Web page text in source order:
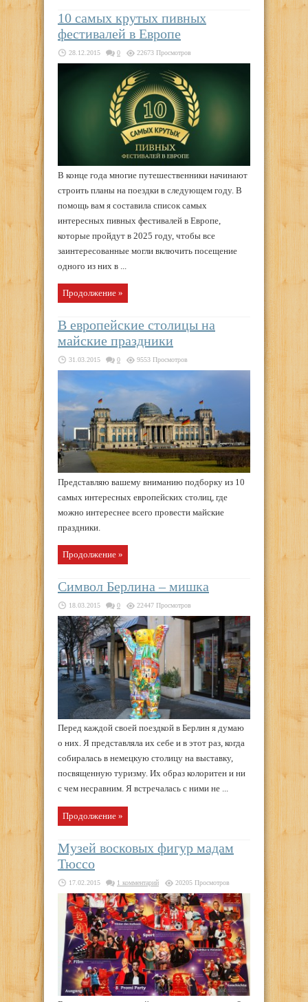
10 самых крутых пивных
фестивалей в Европе
28.12.2015 0 22673 Просмотров
В конце года многие путешественники начинают
строить планы на поездки в следующем году. В
помощь вам я составила список самых
интересных пивных фестивалей в Европе,
которые пройдут в 2025 году, чтобы все
заинтересованные могли включить посещение
одного из них в ...
Продолжение »
В европейские столицы на
майские праздники
31.03.2015 0 9553 Просмотров
Представляю вашему вниманию подборку из 10
самых интересных европейских столиц, где
можно интереснее всего провести майские
праздники.
Продолжение »
Символ Берлина – мишка
18.03.2015 0 22447 Просмотров
Перед каждой своей поездкой в Берлин я думаю
о них. Я представляла их себе и в этот раз, когда
собиралась в немецкую столицу на выставку,
посвященную туризму. Их образ колоритен и ни
с чем несравним. Я встречалась с ними не ...
Продолжение »
Музей восковых фигур мадам
Тюссо
17.02.2015 1 комментарий 20205 Просмотров